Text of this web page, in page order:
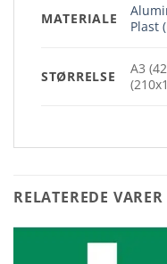
MATERIALE
Plast
STØRRELSE
A3
RELATEREDE VARER